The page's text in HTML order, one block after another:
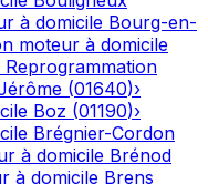
à domicile Bourg-en-
moteur à domicile
Reprogrammation
(01640)›
Boz (01190)›
Brégnier-Cordon
à domicile Brénod
à domicile Brens